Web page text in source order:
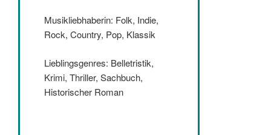
Musikliebhaberin: Folk, Indie,
Rock, Country, Pop, Klassik
Lieblingsgenres: Belletristik,
Krimi, Thriller, Sachbuch,
Historischer Roman